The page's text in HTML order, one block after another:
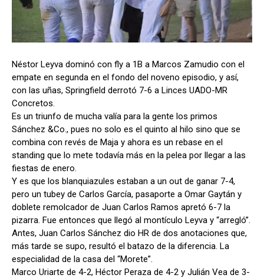
Néstor Leyva dominó con fly a 1B a Marcos Zamudio con el
empate en segunda en el fondo del noveno episodio, y así,
con las uñas, Springfield derrotó 7-6 a Linces UADO-MR
Concretos.
Es un triunfo de mucha valía para la gente los primos
Sánchez &Co., pues no solo es el quinto al hilo sino que se
combina con revés de Maja y ahora es un rebase en el
standing que lo mete todavía más en la pelea por llegar a las
fiestas de enero.
Y es que los blanquiazules estaban a un out de ganar 7-4,
pero un tubey de Carlos García, pasaporte a Omar Gaytán y
doblete remolcador de Juan Carlos Ramos apretó 6-7 la
pizarra. Fue entonces que llegó al montículo Leyva y “arregló”.
Antes, Juan Carlos Sánchez dio HR de dos anotaciones que,
más tarde se supo, resultó el batazo de la diferencia. La
especialidad de la casa del “Morete”.
Marco Uriarte de 4-2, Héctor Peraza de 4-2 y Julián Vea de 3-